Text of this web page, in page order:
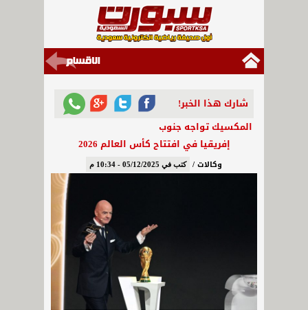
شارك هذا الخبر!
المكسيك تواجه جنوب
إفريقيا في افتتاح كأس العالم 2026
وكالات / كتب في 05/12/2025 - 10:34 م